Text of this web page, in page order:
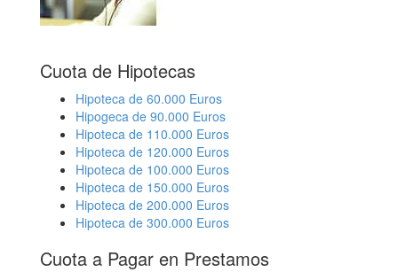
Cuota de Hipotecas
Hipoteca de 60.000 Euros
Hipogeca de 90.000 Euros
Hipoteca de 110.000 Euros
Hipoteca de 120.000 Euros
Hipoteca de 100.000 Euros
Hipoteca de 150.000 Euros
Hipoteca de 200.000 Euros
Hipoteca de 300.000 Euros
Cuota a Pagar en Prestamos